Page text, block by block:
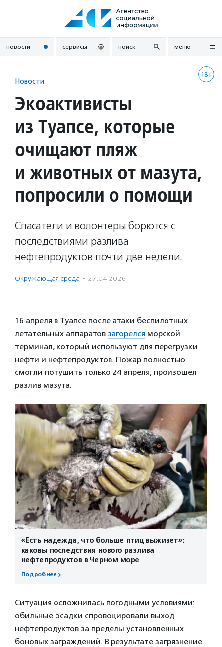
новости сервисы поиск меню
18+
Новости
Экоактивисты
из Туапсе, которые
очищают пляж
и животных от мазута,
попросили о помощи
Спасатели и волонтеры борются с
последствиями разлива
нефтепродуктов почти две недели.
Окружающая среда · 27.04.2026
16 апреля в Туапсе после атаки беспилотных
летательных аппаратов загорелся морской
терминал, который используют для перегрузки
нефти и нефтепродуктов. Пожар полностью
смогли потушить только 24 апреля, произошел
разлив мазута.
«Есть надежда, что больше птиц выживет»:
каковы последствия нового разлива
нефтепродуктов в Черном море
Подробнее
Ситуация осложнилась погодными условиями:
обильные осадки спровоцировали выход
нефтепродуктов за пределы установленных
боновых заграждений. В результате загрязнение